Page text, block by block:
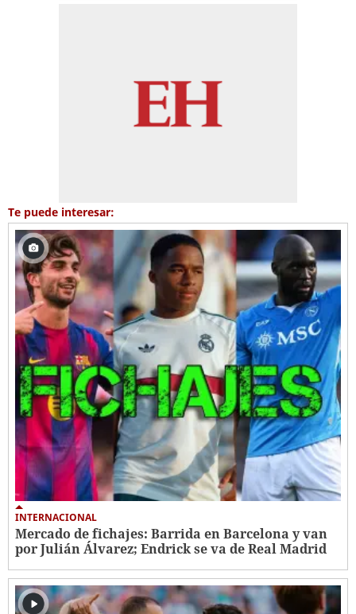
Te puede interesar:
INTERNACIONAL
Mercado de fichajes: Barrida en Barcelona y van
por Julián Álvarez; Endrick se va de Real Madrid